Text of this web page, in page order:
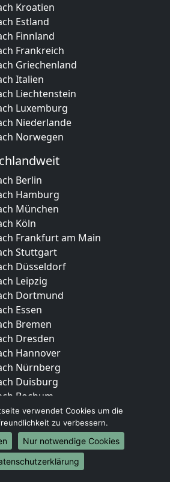
Kroatien
Estland
Finnland
Frankreich
Griechenland
Italien
Liechtenstein
Luxemburg
Niederlande
Norwegen
Berlin
Hamburg
München
Köln
Frankfurt am Main
Stuttgart
Düsseldorf
Leipzig
Dortmund
Essen
Bremen
Dresden
Hannover
Nürnberg
Duisburg
Bochum
Wuppertal
Bielefeld
Bonn
Münster
verwendet Cookies um die
zu verbessern.
Nur notwendige Cookies